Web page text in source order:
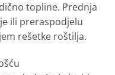
topline. Prednja
ili preraspodjelu
rešetke roštilja.